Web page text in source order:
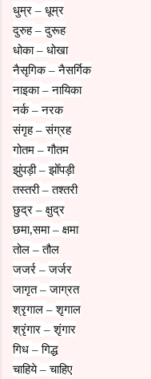
धुम्र – धूम्र
दुरुह–दुरूह
धोका– धोखा
नैसृगिक–नैसर्गिक
नाइका–नायिका
नर्क–नरक
संगृह–संग्रह
गोतम –गौतम
झुंपड़ी–झोँपड़ी
तस्तरी–तश्तरी
छुद्र – क्षुद्र
छमा,समा– क्षमा
तोल –तौल
जजर्र –जर्जर
जागृत–जाग्रत
श्रृगाल –शृगाल
श्रृंगार –शृंगार
गिध –गिद्ध
चाहिये–चाहिए